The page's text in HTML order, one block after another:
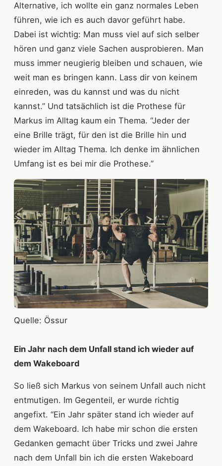
Alternative, ich wollte ein ganz normales Leben
führen, wie ich es auch davor geführt habe.
Dabei ist wichtig: Man muss viel auf sich selber
hören und ganz viele Sachen ausprobieren. Man
muss immer neugierig bleiben und schauen, wie
weit man es bringen kann. Lass dir von keinem
einreden, was du kannst und was du nicht
kannst.” Und tatsächlich ist die Prothese für
Markus im Alltag kaum ein Thema. “Jeder der
eine Brille trägt, für den ist die Brille hin und
wieder im Alltag Thema. Ich denke im ähnlichen
Umfang ist es bei mir die Prothese.”
Quelle: Össur
Ein Jahr nach dem Unfall stand ich wieder auf
dem Wakeboard
So ließ sich Markus von seinem Unfall auch nicht
entmutigen. Im Gegenteil, er wurde richtig
angefixt. “Ein Jahr später stand ich wieder auf
dem Wakeboard. Ich habe mir schon die ersten
Gedanken gemacht über Tricks und zwei Jahre
nach dem Unfall bin ich die ersten Wakeboard